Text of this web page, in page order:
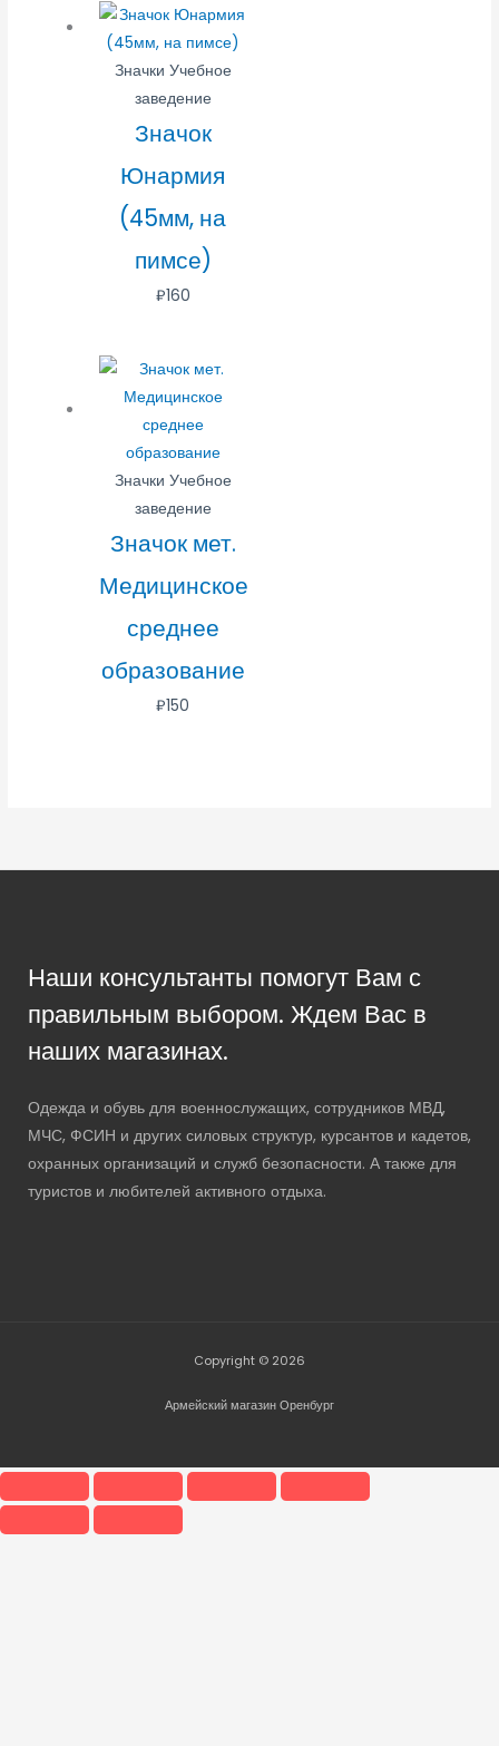
Значки Учебное
заведение
Значок
Юнармия
(45мм, на
пимсе)
₽160
Значки Учебное
заведение
Значок мет.
Медицинское
среднее
образование
₽150
Наши консультанты помогут Вам с
правильным выбором. Ждем Вас в
наших магазинах.
Одежда и обувь для военнослужащих, сотрудников МВД,
МЧС, ФСИН и других силовых структур, курсантов и кадетов,
охранных организаций и служб безопасности. А также для
туристов и любителей активного отдыха.
Copyright © 2026
Армейский магазин Оренбург